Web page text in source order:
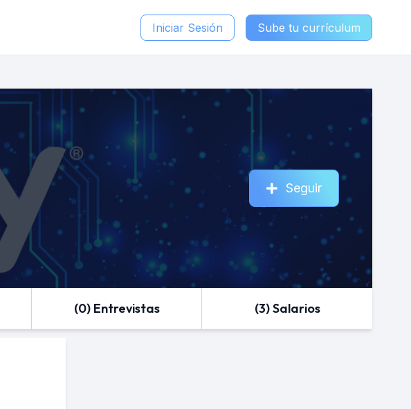
Iniciar Sesión Sube tu currículum
Seguir
(0) Entrevistas (3) Salarios